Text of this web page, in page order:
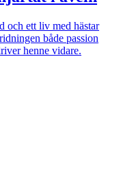
och ett liv med hästar
både passion
henne vidare.